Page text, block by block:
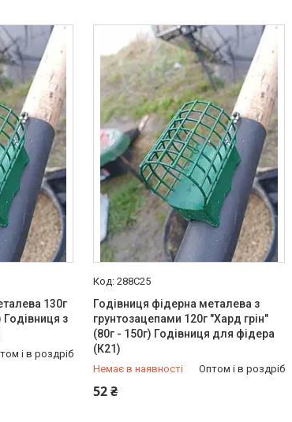
130г
Годівниця з
і в роздріб
288C25
Годівниця фідерна металева з
грунтозацепами 120г "Хард грін"
(80г - 150г) Годівниця для фідера
(К21)
Немає в наявності Оптом і в роздріб
52 ₴
+380 (97) 949-97-05